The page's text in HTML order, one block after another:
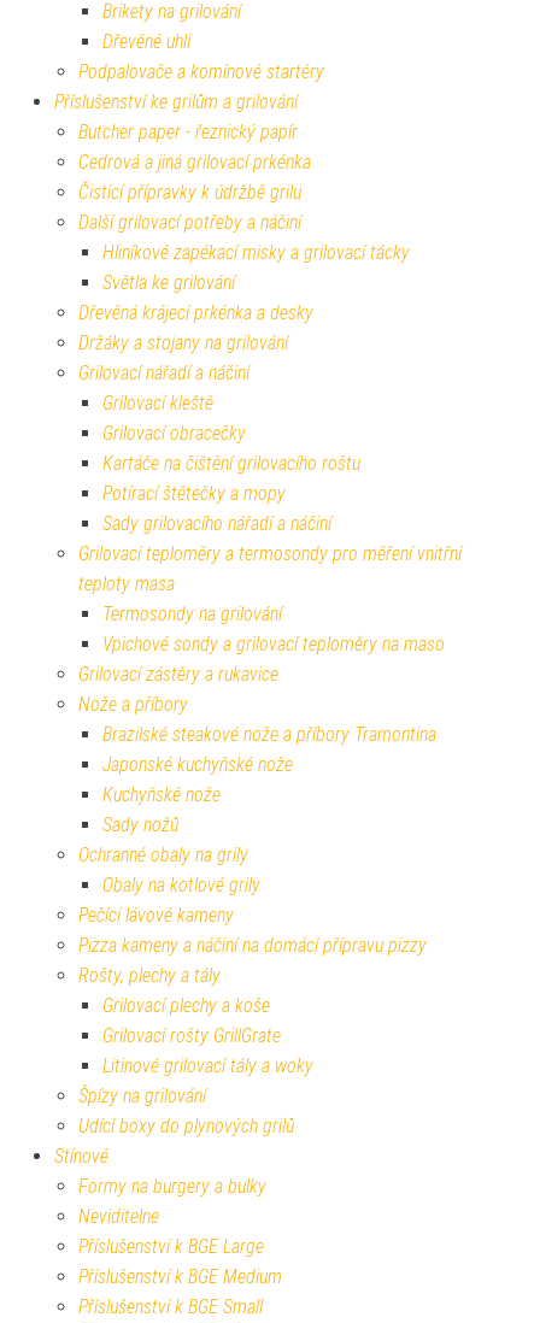
Brikety na grilování
Dřevěné uhlí
Podpalovače a komínové startéry
Příslušenství ke grilům a grilování
Butcher paper - řeznický papír
Cedrová a jiná grilovací prkénka
Čistící přípravky k údržbě grilu
Další grilovací potřeby a náčiní
Hliníkové zapékací misky a grilovací tácky
Světla ke grilování
Dřevěná krájecí prkénka a desky
Držáky a stojany na grilování
Grilovací nářadí a náčiní
Grilovací kleště
Grilovací obracečky
Kartáče na čištění grilovacího roštu
Potírací štětečky a mopy
Sady grilovacího nářadí a náčiní
Grilovací teploměry a termosondy pro měření vnitřní
teploty masa
Termosondy na grilování
Vpichové sondy a grilovací teploměry na maso
Grilovací zástěry a rukavice
Nože a příbory
Brazilské steakové nože a příbory Tramontina
Japonské kuchyňské nože
Kuchyňské nože
Sady nožů
Ochranné obaly na grily
Obaly na kotlové grily
Pečící lávové kameny
Pizza kameny a náčiní na domácí přípravu pizzy
Rošty, plechy a tály
Grilovací plechy a koše
Grilovací rošty GrillGrate
Litinové grilovací tály a woky
Špízy na grilování
Udící boxy do plynových grilů
Stínové
Formy na burgery a bulky
Neviditelne
Příslušenství k BGE Large
Příslušenství k BGE Medium
Příslušenství k BGE Small